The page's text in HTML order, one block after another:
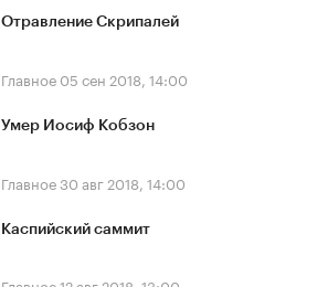
Отравление Скрипалей
Главное 05 сен 2018, 14:00
Умер Иосиф Кобзон
Главное30 авг 2018, 14:00
Каспийский саммит